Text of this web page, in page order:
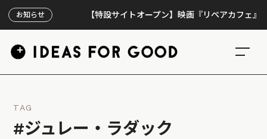
お知らせ 【特設サイトオープン】映画『リペアカフェ』、上映
TAG
#ジュレー・ラダック